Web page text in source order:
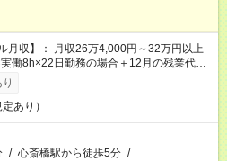
月収】： 月収26万4,000円～32万円以上
働8h×22日勤務の場合＋12月の残業代や
など）
あり）
/ 心斎橋駅から徒歩5分 /